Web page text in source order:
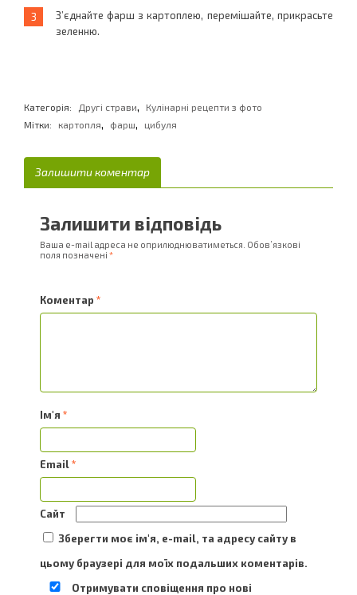
З’єднайте фарш з картоплею, перемішайте, прикрасьте
зеленню.
Категорія: Другі страви,
Кулінарні рецепти з фото
Мітки:
картопля, фарш, цибуля
Залишити коментар
Залишити відповідь
Ваша e-mail адреса не оприлюднюватиметься. Обов’язкові
поля позначені *
Коментар *
Ім'я *
Email*
Сайт
Зберегти моє ім'я, e-mail, та адресу сайту в
цьому браузері для моїх подальших коментарів.
Отримувати сповіщення про нові